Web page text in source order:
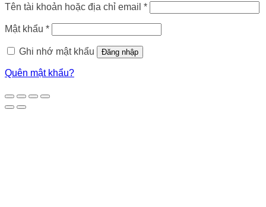
Tên tài khoản hoặc địa chỉ email *Bắt
buộc
Mật khẩu *Bắt
buộc
Ghi nhớ mật khẩu
Đăng nhập
Quên mật khẩu?